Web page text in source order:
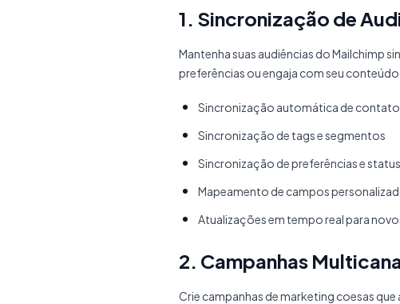
1. Sincronização de
Mantenha suas audiências do Mailchimp
preferências ou engaja com seu
Sincronização automática de
Sincronização de tags e segmentos
Sincronização de preferências e
Mapeamento de campos
Atualizações em tempo real para
2. Campanhas
Crie campanhas de marketing coesas